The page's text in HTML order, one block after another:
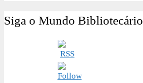
Siga o Mundo Bibliotecário